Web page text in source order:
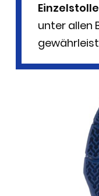
unter allen